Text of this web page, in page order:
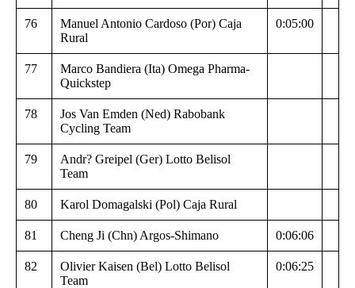
76
Manuel Antonio Cardoso (Por) Caja
Rural
0:05:00
77
Marco Bandiera (Ita) Omega Pharma-
Quickstep
78
Jos Van Emden (Ned) Rabobank
Cycling Team
79
Andr? Greipel (Ger) Lotto Belisol
Team
80 Karol Domagalski (Pol) Caja Rural
81 Cheng Ji (Chn) Argos-Shimano 0:06:06
82
Olivier Kaisen (Bel) Lotto Belisol
Team
0:06:25